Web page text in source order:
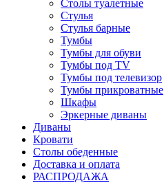
Столы туалетные
Стулья
Стулья барные
Тумбы
Тумбы для обуви
Тумбы под TV
Тумбы под телевизор
Тумбы прикроватные
Шкафы
Эркерные диваны
Диваны
Кровати
Столы обеденные
Доставка и оплата
РАСПРОДАЖА